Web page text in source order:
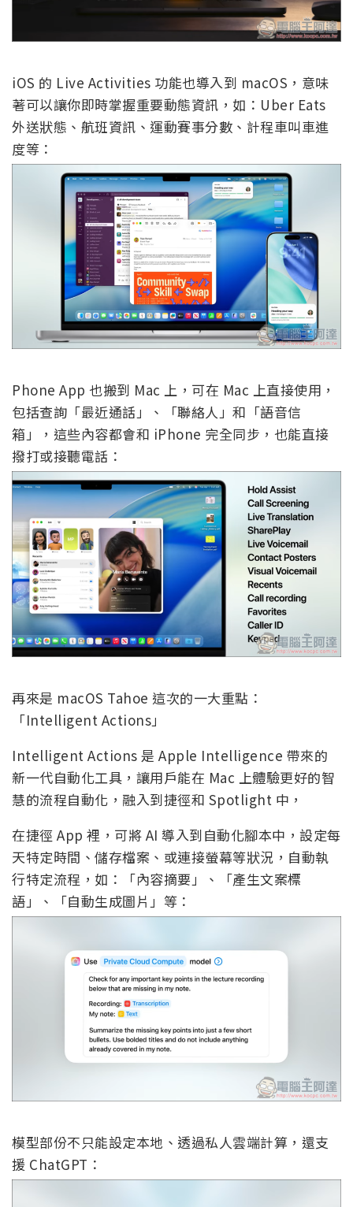
iOS 的 Live Activities 功能也導入到 macOS，意味
著可以讓你即時掌握重要動態資訊，如：Uber Eats
外送狀態、航班資訊、運動賽事分數、計程車叫車進
度等：
Phone App 也搬到 Mac 上，可在 Mac 上直接使用，
包括查詢「最近通話」、「聯絡人」和「語音信
箱」，這些內容都會和 iPhone 完全同步，也能直接
撥打或接聽電話：
再來是 macOS Tahoe 這次的一大重點：
「Intelligent Actions」
Intelligent Actions 是 Apple Intelligence 帶來的
新一代自動化工具，讓用戶能在 Mac 上體驗更好的智
慧的流程自動化，融入到捷徑和 Spotlight 中，
在捷徑 App 裡，可將 AI 導入到自動化腳本中，設定每
天特定時間、儲存檔案、或連接螢幕等狀況，自動執
行特定流程，如：「內容摘要」、「產生文案標
語」、「自動生成圖片」等：
模型部份不只能設定本地、透過私人雲端計算，還支
援 ChatGPT：